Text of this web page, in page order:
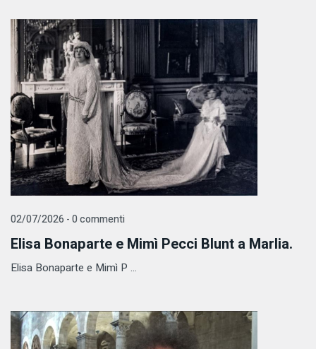
02/07/2026 - 0 commenti
Elisa Bonaparte e Mimì Pecci Blunt a Marlia.
Elisa Bonaparte e Mimì P ...